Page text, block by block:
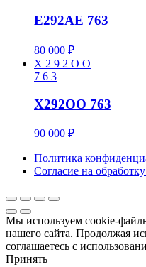
E292AE 763
80 000 ₽
X 2 9 2 O O
7 6 3
X292OO 763
90 000 ₽
Политика
Cогласие на
Мы используем cookie-
нашего сайта. Продолжая
соглашаетесь с
Принять